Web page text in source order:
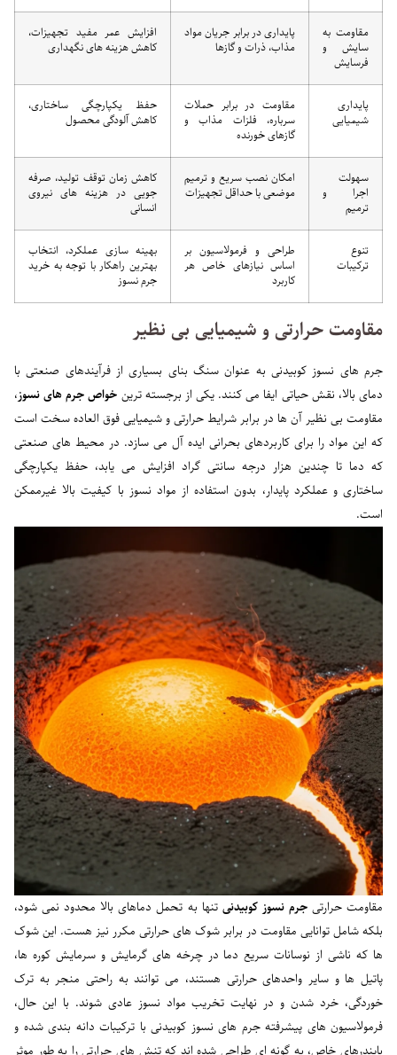
مقاومت به
سایش و
فرسایش
پایداری در برابر جریان مواد
مذاب، ذرات و گازها
افزایش عمر مفید تجهیزات،
کاهش هزینه های نگهداری
پایداری
شیمیایی
مقاومت در برابر حملات
سرباره، فلزات مذاب و
گازهای خورنده
حفظ یکپارچگی ساختاری،
کاهش آلودگی محصول
سهولت
اجرا و
ترمیم
امکان نصب سریع و ترمیم
موضعی با حداقل تجهیزات
کاهش زمان توقف تولید، صرفه
جویی در هزینه های نیروی
انسانی
تنوع
ترکیبات
طراحی و فرمولاسیون بر
اساس نیازهای خاص هر
کاربرد
بهینه سازی عملکرد، انتخاب
بهترین راهکار با توجه به خرید
جرم نسوز
مقاومت حرارتی و شیمیایی بی نظیر
جرم های نسوز کوبیدنی به عنوان سنگ بنای بسیاری از فرآیندهای صنعتی با
دمای بالا، نقش حیاتی ایفا می کنند. یکی از برجسته ترین خواص جرم های نسوز،
مقاومت بی نظیر آن ها در برابر شرایط حرارتی و شیمیایی فوق العاده سخت است
که این مواد را برای کاربردهای بحرانی ایده آل می سازد. در محیط های صنعتی
که دما تا چندین هزار درجه سانتی گراد افزایش می یابد، حفظ یکپارچگی
ساختاری و عملکرد پایدار، بدون استفاده از مواد نسوز با کیفیت بالا غیرممکن
است.
مقاومت حرارتیجرم نسوز کوبیدنی تنها به تحمل دماهای بالا محدود نمی شود،
بلکه شامل توانایی مقاومت در برابر شوک های حرارتی مکرر نیز هست. این شوک
ها که ناشی از نوسانات سریع دما در چرخه های گرمایش و سرمایش کوره ها،
پاتیل ها و سایر واحدهای حرارتی هستند، می توانند به راحتی منجر به ترک
خوردگی، خرد شدن و در نهایت تخریب مواد نسوز عادی شوند. با این حال،
فرمولاسیون های پیشرفته جرم های نسوز کوبیدنی با ترکیبات دانه بندی شده و